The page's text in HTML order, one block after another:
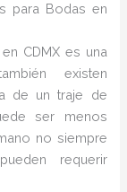
para Bodas en
CDMX es una
existen
de un traje de
ser menos
no siempre
requerir